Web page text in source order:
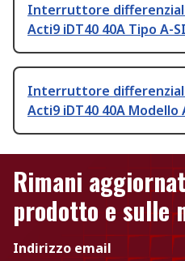
Interruttore
Acti9 iDT40 40A Tipo A-SI
Interruttore
Acti9 iDT40 40A Modello
Rimani
prodotto e sulle
Indirizzo email